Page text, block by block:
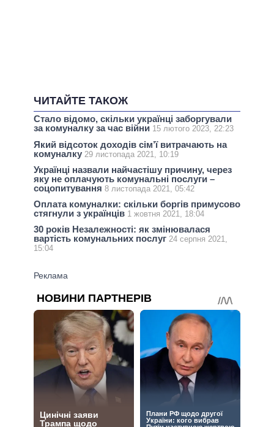
ЧИТАЙТЕ ТАКОЖ
Стало відомо, скільки українці заборгували
за комуналку за час війни 15 лютого 2023, 22:23
Який відсоток доходів сім’ї витрачають на
комуналку 29 листопада 2021, 10:19
Українці назвали найчастішу причину, через
яку не оплачують комунальні послуги –
соцопитування 8 листопада 2021, 05:42
Оплата комуналки: скільки боргів примусово
стягнули з українців 1 жовтня 2021, 18:04
30 років Незалежності: як змінювалася
вартість комунальних послуг 24 серпня 2021,
15:04